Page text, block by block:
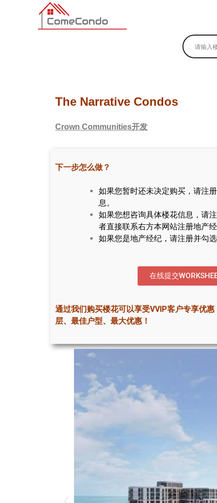
多伦多最新最全的楼花搜索引擎
The Narrative Condos
Crown Communities开发
下一步怎么做？
如果您暂时还未决定购买，请注
息。
如果您想咨询具体楼花信息，请
者直接联系右方本网站注册地产经
如果您是地产经纪，请注册并勾选
在线提交
通过我们购买楼花可以享受VVIP客户专享优
层、最佳户型、最大优惠！